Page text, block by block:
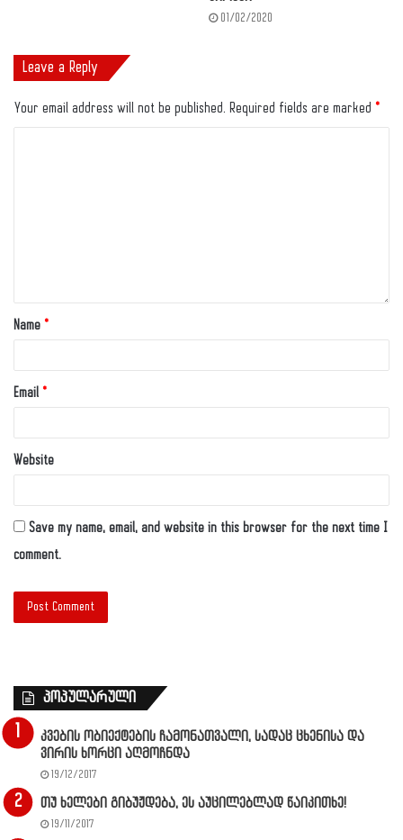
01/02/2020
Leave a Reply
Your email address will not be published. Required fields are marked *
Name *
Email *
Website
Save my name, email, and website in this browser for the next time I
comment.
პოპულარული
კვების ობიექტების ჩამონათვალი, სადაც ცხენისა და
ვირის ხორცი აღმოჩნდა
19/12/2017
თუ ხელები გიბუჟდება, ეს აუცილებლად წაიკითხე!
19/11/2017